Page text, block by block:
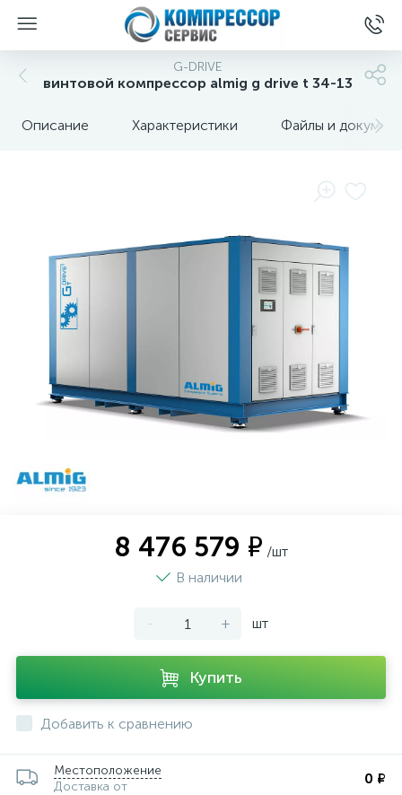
G-DRIVE
винтовой компрессор almig g drive t 34-13
Описание Характеристики Файлы и
8 476 579 ₽ /шт
В наличии
- + шт
Купить
Добавить к сравнению
Местоположение
Доставка от
0 ₽